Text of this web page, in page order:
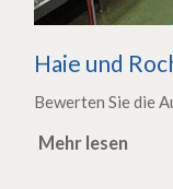
Haie und
Bewerten Sie die
Mehr lesen